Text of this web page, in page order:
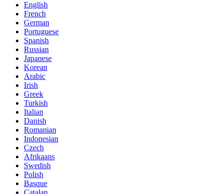
English
French
German
Portuguese
Spanish
Russian
Japanese
Korean
Arabic
Irish
Greek
Turkish
Italian
Danish
Romanian
Indonesian
Czech
Afrikaans
Swedish
Polish
Basque